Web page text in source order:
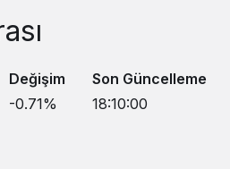
Değişim
-0.71%
Son Güncelleme
18:10:00